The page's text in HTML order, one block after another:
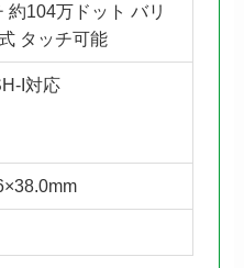
約104万ドット バリ
タッチ可能
I対応